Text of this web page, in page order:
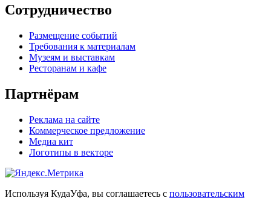
Сотрудничество
Размещение событий
Требования к материалам
Музеям и выставкам
Ресторанам и кафе
Партнёрам
Реклама на сайте
Коммерческое предложение
Медиа кит
Логотипы в векторе
Используя КудаУфа, вы соглашаетесь с пользовательским